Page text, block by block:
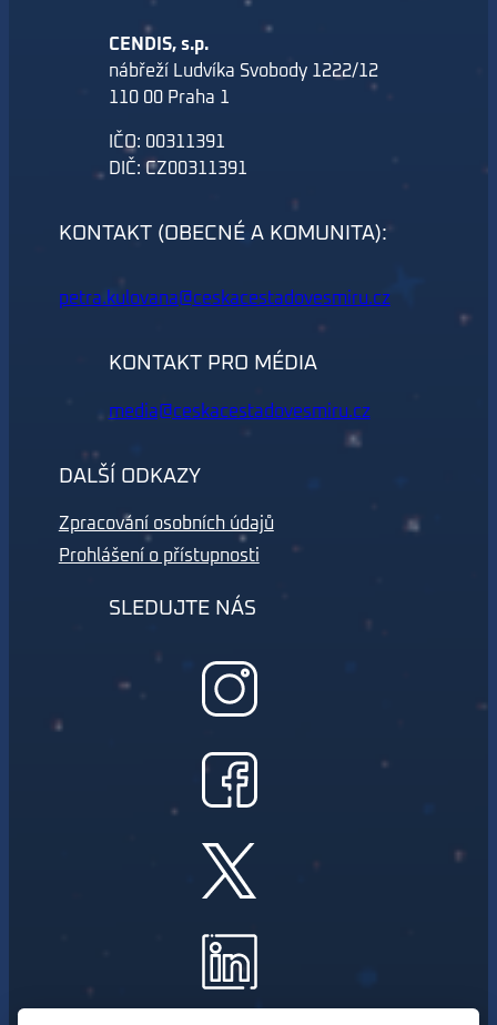
CENDIS, s.p.
nábřeží Ludvíka Svobody 1222/12
110 00 Praha 1
IČO: 00311391
DIČ: CZ00311391
KONTAKT (OBECNÉ A KOMUNITA):
petra.kulovana@ceskacestadovesmiru.cz
KONTAKT PRO MÉDIA
media@ceskacestadovesmiru.cz
DALŠÍ ODKAZY
Zpracování osobních údajů
Prohlášení o přístupnosti
SLEDUJTE NÁS